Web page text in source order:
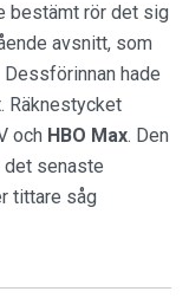
bestämt rör det sig
avsnitt, som
hade
Räknestycket
och HBO Max. Den
det senaste
tittare såg